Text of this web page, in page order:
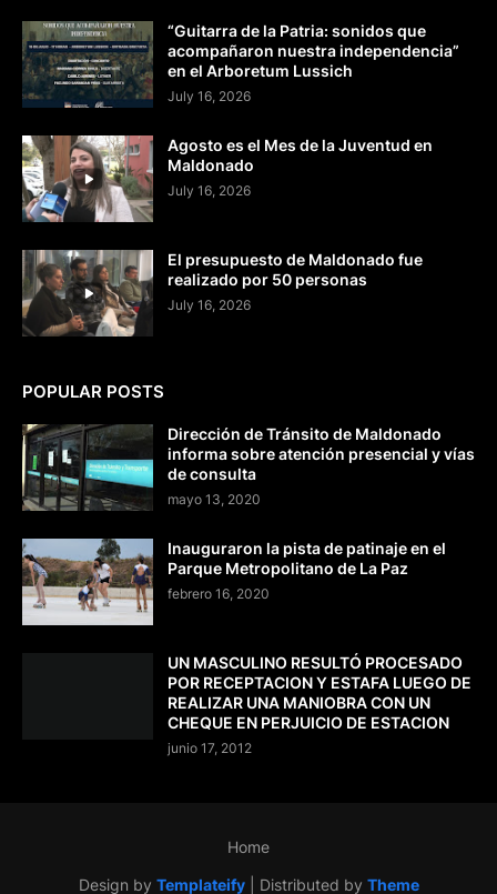
“Guitarra de la Patria: sonidos que
acompañaron nuestra independencia”
en el Arboretum Lussich
July 16, 2026
Agosto es el Mes de la Juventud en
Maldonado
July 16, 2026
El presupuesto de Maldonado fue
realizado por 50 personas
July 16, 2026
POPULAR POSTS
Dirección de Tránsito de Maldonado
informa sobre atención presencial y vías
de consulta
mayo 13, 2020
Inauguraron la pista de patinaje en el
Parque Metropolitano de La Paz
febrero 16, 2020
UN MASCULINO RESULTÓ PROCESADO
POR RECEPTACION Y ESTAFA LUEGO DE
REALIZAR UNA MANIOBRA CON UN
CHEQUE EN PERJUICIO DE ESTACION
junio 17, 2012
Design by Templateify| Distributed by Theme
Home